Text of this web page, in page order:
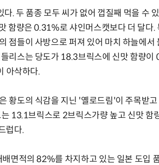
. 두 품종 모두 씨가 없어 껍질째 먹을 수
함량은 0.31%로 샤인머스캣보다 더 달다.
점들이 사방으로 퍼져 있어 마치 하늘에서
리스는 당도가 18.3브릭스에 신맛 함량이
아삭하다.
황도의 식감을 지닌 '옐로드림'이 주목받
13.1브릭스로 2브릭스가량 높고 신맛 함
럽다.
면적의 82%를 차지하고 있는 일본 도입